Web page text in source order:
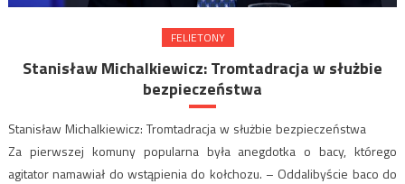
FELIETONY
Stanisław Michalkiewicz: Tromtadracja w służbie
bezpieczeństwa
Stanisław Michalkiewicz: Tromtadracja w służbie bezpieczeństwa
Za pierwszej komuny popularna była anegdotka o bacy, którego
agitator namawiał do wstąpienia do kołchozu. – Oddalibyście baco do